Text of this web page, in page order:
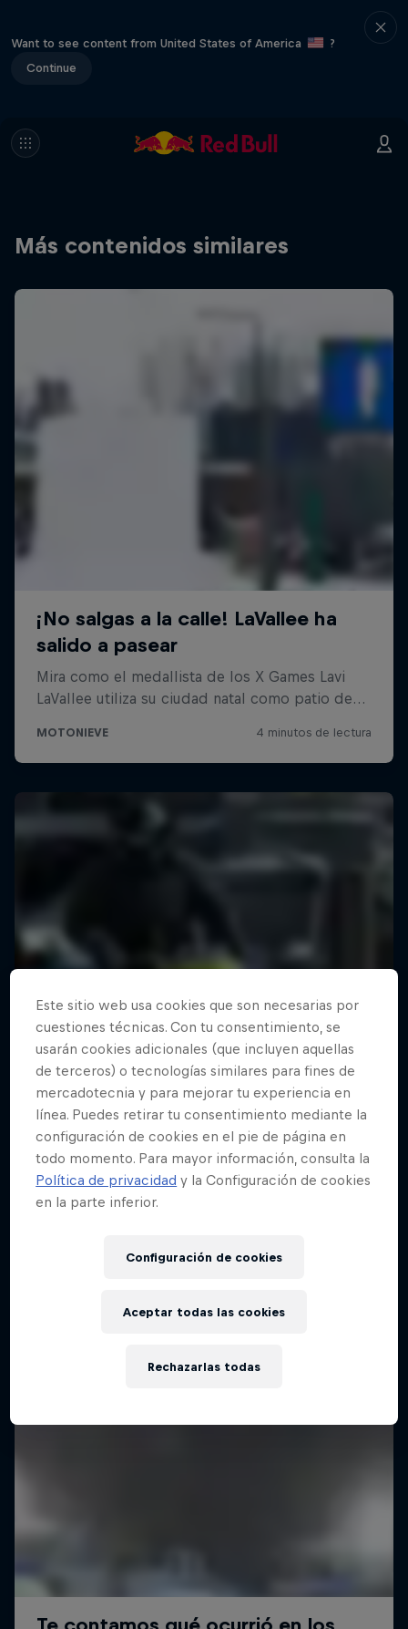
Want to see content from United States of America
?
Continue
Más contenidos similares
Este sitio web usa cookies que son necesarias por
cuestiones técnicas. Con tu consentimiento, se
usarán cookies adicionales (que incluyen aquellas
de terceros) o tecnologías similares para fines de
mercadotecnia y para mejorar tu experiencia en
línea. Puedes retirar tu consentimiento mediante la
configuración de cookies en el pie de página en
todo momento. Para mayor información, consulta la
Política de privacidad y la Configuración de cookies
en la parte inferior.
Configuración de cookies
Rechazarlas todas
Aceptar todas las cookies